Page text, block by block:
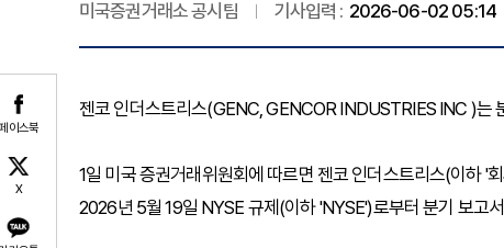
이스북
X
미국증권거래소 공시팀 기사입력 : 2026-06-02 05:14
젠코 인더스트리스(GENC, GENCOR INDUSTRIES INC )는
1일 미국 증권거래위원회에 따르면 젠코 인더스트리스(이하 '
2026년 5월 19일 NYSE 규제(이하 'NYSE')로부터 분기 보고